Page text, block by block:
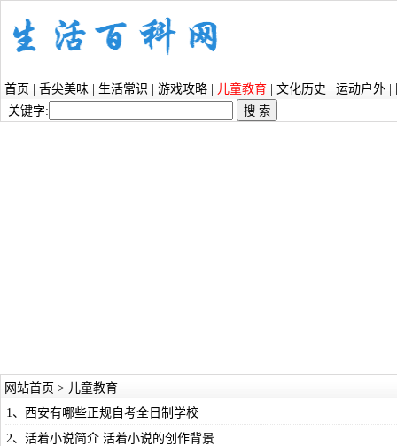
首页 舌尖美味 生活常识 游戏攻略 儿童教育 文化历史 运动户外
关键字:
网站首页 > 儿童教育
1、西安有哪些正规自考全日制学校
2、活着小说简介 活着小说的创作背景